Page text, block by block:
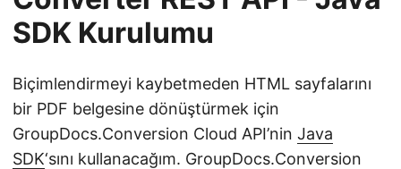
SDK Kurulumu
Biçimlendirmeyi kaybetmeden HTML sayfalarını
bir PDF belgesine dönüştürmek için
GroupDocs.Conversion Cloud API’nin Java
SDK‘sını kullanacağım. GroupDocs.Conversion